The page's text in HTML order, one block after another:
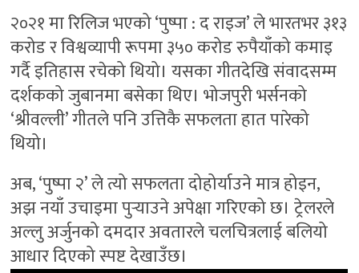
२०२१ मा रिलिज भएको ‘पुष्पा : द राइज’ ले भारतभर ३१३
करोड र विश्वव्यापी रूपमा ३५० करोड रुपैयाँको कमाइ
गर्दै इतिहास रचेको थियो। यसका गीतदेखि संवादसम्म
दर्शकको जुबानमा बसेका थिए। भोजपुरी भर्सनको
‘श्रीवल्ली’ गीतले पनि उत्तिकै सफलता हात पारेको
थियो।
अब, ‘पुष्पा २’ ले त्यो सफलता दोहोर्याउने मात्र होइन,
अझ नयाँ उचाइमा पुर्‍याउने अपेक्षा गरिएको छ। ट्रेलरले
अल्लु अर्जुनको दमदार अवतारले चलचित्रलाई बलियो
आधार दिएको स्पष्ट देखाउँछ।